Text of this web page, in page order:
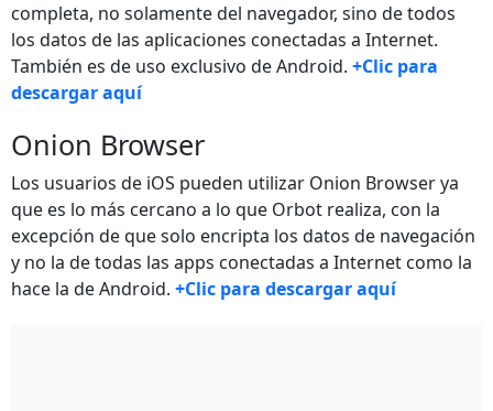
completa, no solamente del navegador, sino de todos
los datos de las aplicaciones conectadas a Internet.
También es de uso exclusivo de Android. +Clic para
descargar aquí
Onion Browser
Los usuarios de iOS pueden utilizar Onion Browser ya
que es lo más cercano a lo que Orbot realiza, con la
excepción de que solo encripta los datos de navegación
y no la de todas las apps conectadas a Internet como la
hace la de Android. +Clic para descargar aquí